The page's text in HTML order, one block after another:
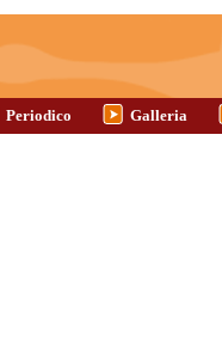
Periodico Galleria